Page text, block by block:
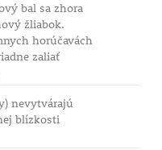
bal sa zhora
žliabok.
horúčavách
zaliať
nevytvárajú
blízkosti